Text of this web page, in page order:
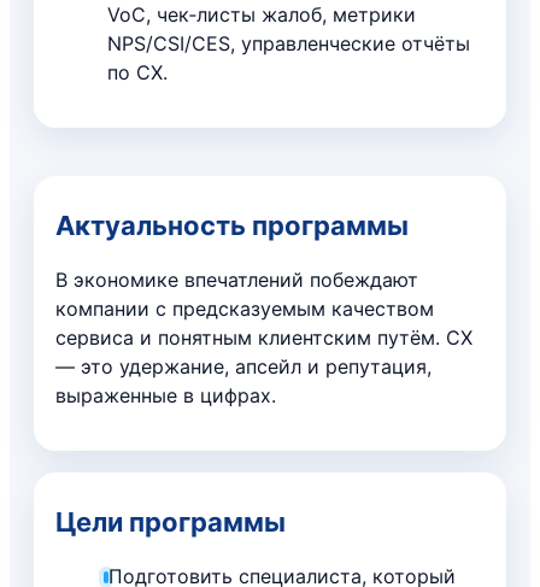
VoC, чек‑листы жалоб, метрики
NPS/CSI/CES, управленческие отчёты
по CX.
Актуальность программы
В экономике впечатлений побеждают
компании с предсказуемым качеством
сервиса и понятным клиентским путём. CX
— это удержание, апсейл и репутация,
выраженные в цифрах.
Цели программы
Подготовить специалиста, который